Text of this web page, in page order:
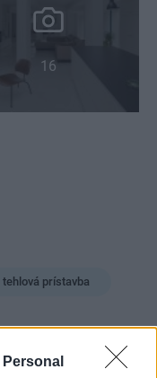
16
tehlová prístavba